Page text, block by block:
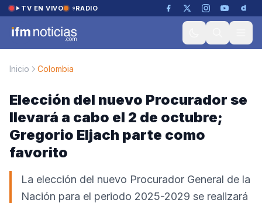
Saltar al contenido
TV EN VIVO RADIO
Inicio Colombia
Elección del nuevo Procurador se
llevará a cabo el 2 de octubre;
Gregorio Eljach parte como
favorito
La elección del nuevo Procurador General de la
Nación para el periodo 2025-2029 se realizará